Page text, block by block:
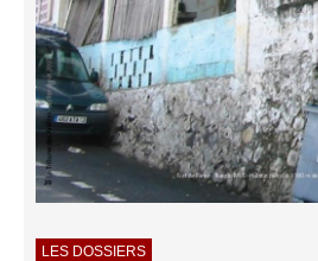
LES DOSSIERS